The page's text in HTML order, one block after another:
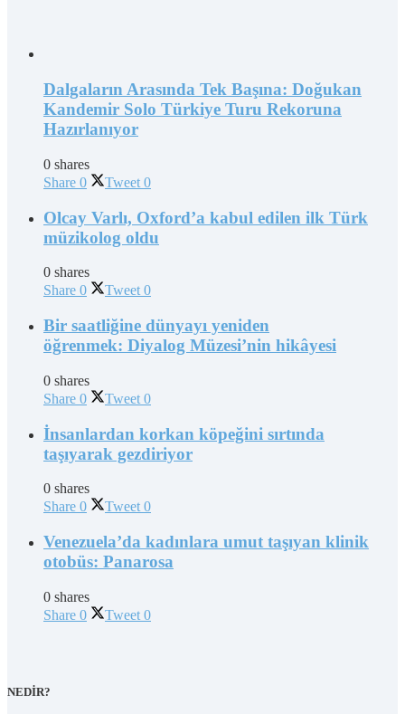
Dalgaların Arasında Tek Başına: Doğukan
Kandemir Solo Türkiye Turu Rekoruna
Hazırlanıyor
0 shares
Share 0 Tweet 0
Olcay Varlı, Oxford’a kabul edilen ilk Türk
müzikolog oldu
0 shares
Share 0 Tweet 0
Bir saatliğine dünyayı yeniden
öğrenmek: Diyalog Müzesi’nin hikâyesi
0 shares
Share 0 Tweet 0
İnsanlardan korkan köpeğini sırtında
taşıyarak gezdiriyor
0 shares
Share 0 Tweet 0
Venezuela’da kadınlara umut taşıyan klinik
otobüs: Panarosa
0 shares
Share 0 Tweet 0
NEDİR?